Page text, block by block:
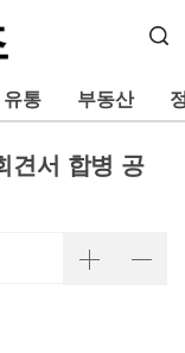
유통 부동산
견서 합병 공